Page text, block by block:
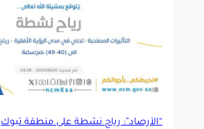
“الأرصاد”: رياح نشطة على منطقة تبوك